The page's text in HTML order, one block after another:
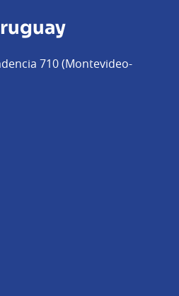
710 (Montevideo-